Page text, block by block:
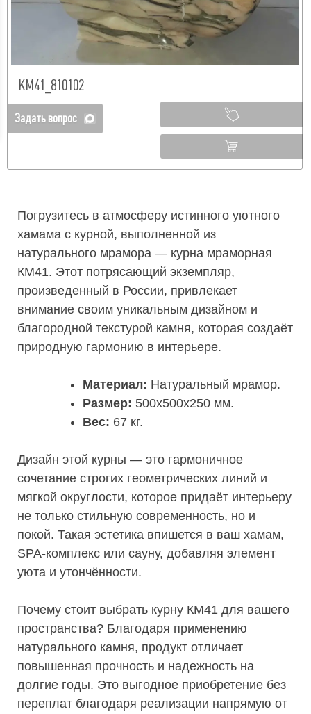
КМ41_810102
Задать вопрос
Погрузитесь в атмосферу истинного уютного
хамама с курной, выполненной из
натурального мрамора — курна мраморная
КМ41. Этот потрясающий экземпляр,
произведенный в России, привлекает
внимание своим уникальным дизайном и
благородной текстурой камня, которая создаёт
природную гармонию в интерьере.
Материал: Натуральный мрамор.
Размер: 500х500х250 мм.
Вес: 67 кг.
Дизайн этой курны — это гармоничное
сочетание строгих геометрических линий и
мягкой округлости, которое придаёт интерьеру
не только стильную современность, но и
покой. Такая эстетика впишется в ваш хамам,
SPA-комплекс или сауну, добавляя элемент
уюта и утончённости.
Почему стоит выбрать курну КМ41 для вашего
пространства? Благодаря применению
натурального камня, продукт отличает
повышенная прочность и надежность на
долгие годы. Это выгодное приобретение без
переплат благодаря реализации напрямую от